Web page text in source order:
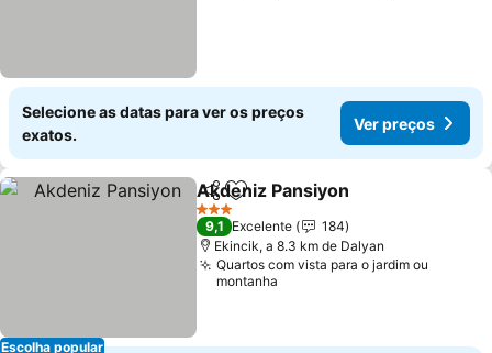
Selecione as datas para ver os preços
exatos.
Ver preços
Escolha popular
PartilharAdicionar aos favoritos
Akdeniz Pansiyon
3 Estrelas
9,1 Excelente
184
Ekincik, a 8.3 km de Dalyan
Quartos com vista para o jardim ou
montanha